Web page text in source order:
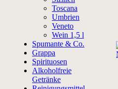
Toscana
Umbrien
Veneto
Wein 1,5 l
Spumante & Co.
Grappa
Spirituosen
Alkoholfreie
Getränke